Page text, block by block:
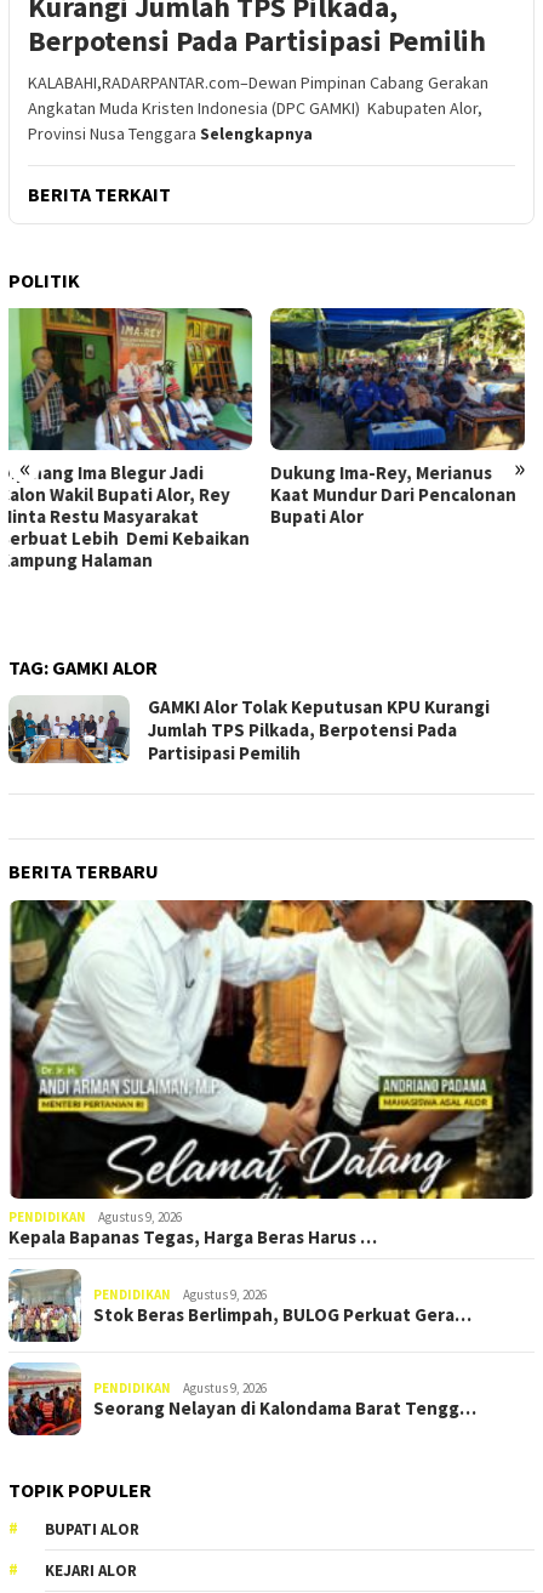
Berpotensi Pada Partisipasi Pemilih
KALABAHI,RADARPANTAR.com–Dewan Pimpinan Cabang Gerakan
Angkatan Muda Kristen Indonesia (DPC GAMKI) Kabupaten Alor,
Provinsi Nusa Tenggara Selengkapnya
BERITA TERKAIT
POLITIK
« »
Dukung Ima-Rey, Merianus
Kaat Mundur Dari Pencalonan
Bupati Alor
MK Hapus Ambang Batas
Parlemen 4 Persen, Berlaku
Mulai 2029
TAG: GAMKI ALOR
GAMKI Alor Tolak Keputusan KPU Kurangi
Jumlah TPS Pilkada, Berpotensi Pada
Partisipasi Pemilih
BERITA TERBARU
PENDIDIKAN Agustus 9, 2026
Kepala Bapanas Tegas, Harga Beras Harus …
PENDIDIKAN Agustus 9, 2026
Stok Beras Berlimpah, BULOG Perkuat Gera…
PENDIDIKAN Agustus 9, 2026
Seorang Nelayan di Kalondama Barat Tengg…
TOPIK POPULER
BUPATI ALOR
KEJARI ALOR